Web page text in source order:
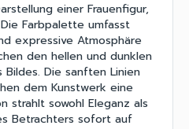
einer Frauenfigur,
Farbpalette umfasst
expressive Atmosphäre
den hellen und dunklen
Die sanften Linien
dem Kunstwerk eine
strahlt sowohl Eleganz als
Betrachters sofort auf